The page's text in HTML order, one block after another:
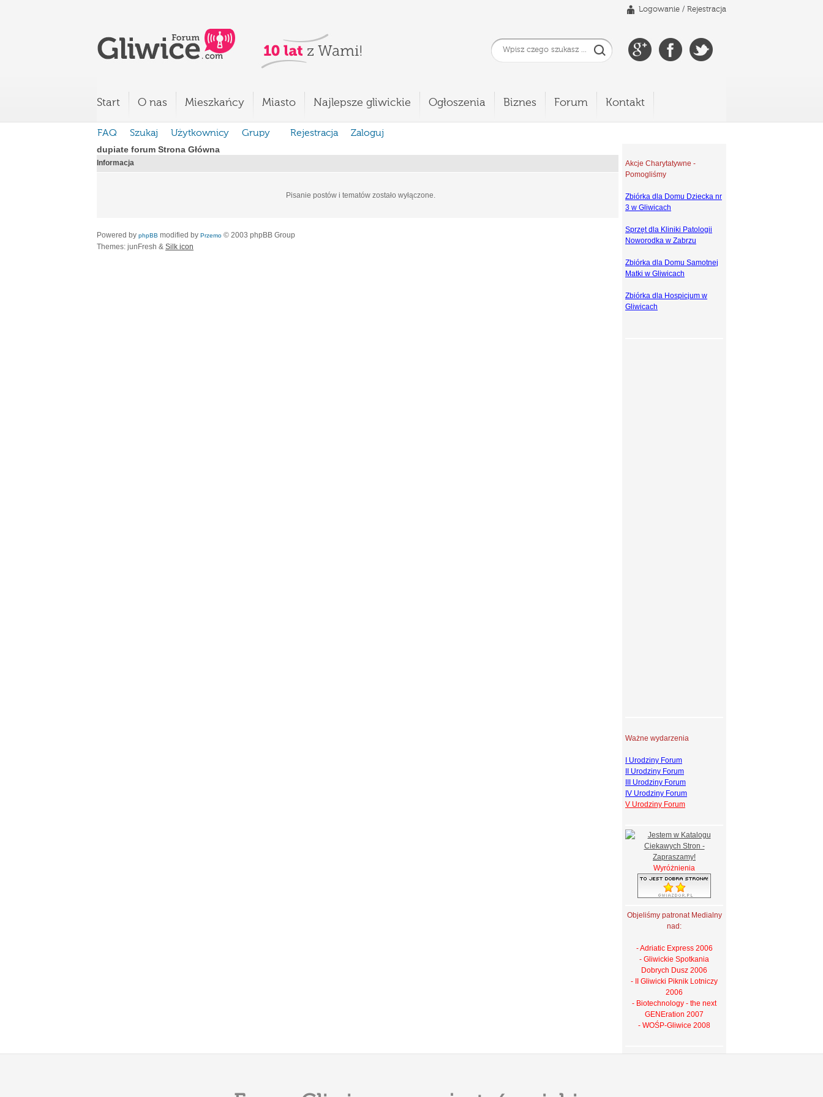
Logowanie / Rejestracja
Start O nas Mieszkańcy Miasto Najlepsze gliwickie Ogłoszenia Biznes Forum Kontakt
FAQ Szukaj Użytkownicy Grupy Rejestracja
Zaloguj
dupiate forum Strona Główna
Informacja
Pisanie postów i tematów zostało wyłączone.
Powered by phpBB modified by Przemo © 2003 phpBB Group
Themes: junFresh & Silk icon
Akcje Charytatywne -
Pomogliśmy
Zbiórka dla Domu Dziecka nr
3 w Gliwicach
Sprzęt dla Kliniki Patologii
Noworodka w Zabrzu
Zbiórka dla Domu Samotnej
Matki w Gliwicach
Zbiórka dla Hospicjum w
Gliwicach
Ważne wydarzenia
I Urodziny Forum
II Urodziny Forum
III Urodziny Forum
IV Urodziny Forum
V Urodziny Forum
Wyróżnienia
Objeliśmy patronat Medialny
nad:
- Adriatic Express 2006
- Gliwickie Spotkania
Dobrych Dusz 2006
- II Gliwicki Piknik Lotniczy
2006
- Biotechnology - the next
GENEration 2007
- WOŚP-Gliwice 2008